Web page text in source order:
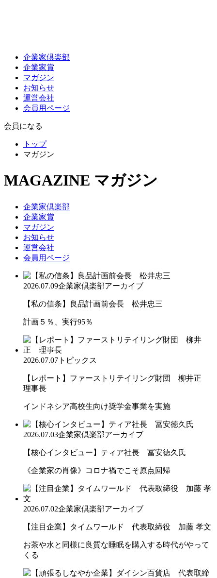
企業家倶楽部
企業家賞
マガジン
お知らせ
運営会社
会員用ページ
会員になる
トップ
マガジン
MAGAZINE マガジン
企業家倶楽部
企業家賞
マガジン
お知らせ
運営会社
会員用ページ
2026.07.09企業家倶楽部アーカイブ
【私の信条】良品計画前会長 松井忠三
計画５％、実行95％
2026.07.07 トピックス
【レポート】ファーストリテイリング財団 柳井正
理事長
インドネシア高校生向け奨学金事業を実施
2026.07.03企業家倶楽部アーカイブ
【核心インタビュー】ティア社長 冨安徳久氏
《企業家の肖像》コロナ禍でこそ原点回帰
2026.07.02企業家倶楽部アーカイブ
【注目企業】タイムワールド 代表取締役 加藤 孝文
お茶や水と同様に良質な睡眠を購入する時代がやって
くる